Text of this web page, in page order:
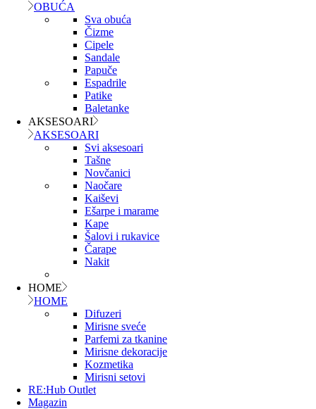
OBUĆA
Sva obuća
Čizme
Cipele
Sandale
Papuče
Espadrile
Patike
Baletanke
AKSESOARI
AKSESOARI
Svi aksesoari
Tašne
Novčanici
Naočare
Kaiševi
Ešarpe i marame
Kape
Šalovi i rukavice
Čarape
Nakit
HOME
HOME
Difuzeri
Mirisne sveće
Parfemi za tkanine
Mirisne dekoracije
Kozmetika
Mirisni setovi
RE:Hub Outlet
Magazin